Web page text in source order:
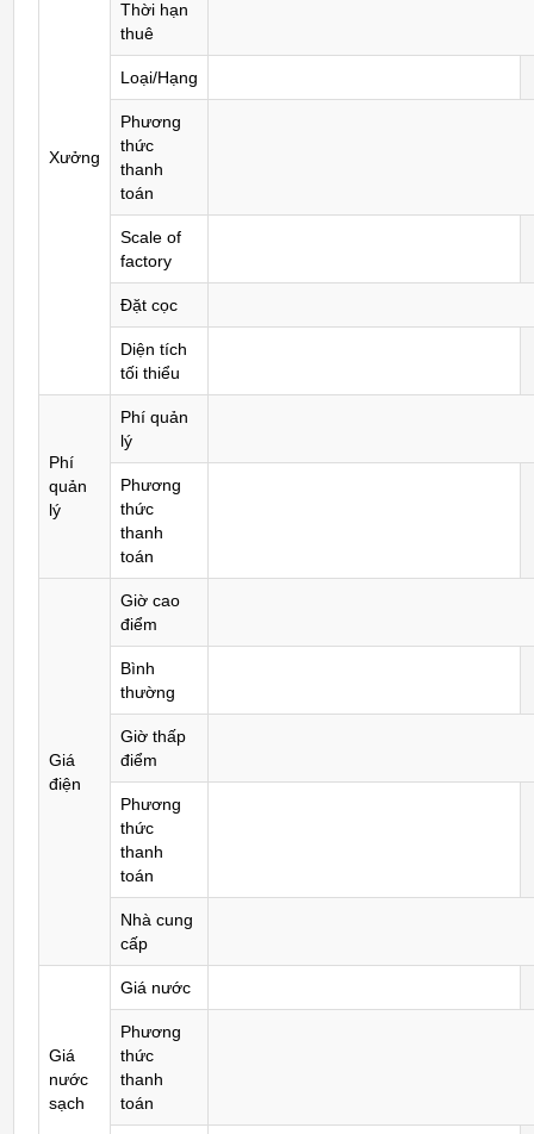
Xưởng
Thời hạn
thuê
Loại/Hạng
Phương
thức
thanh
toán
Scale of
factory
Đặt cọc
Diện tích
tối thiểu
Phí
quản
lý
Phí quản
lý
Phương
thức
thanh
toán
Giá
điện
Giờ cao
điểm
Bình
thường
Giờ thấp
điểm
Phương
thức
thanh
toán
Nhà cung
cấp
Giá
nước
sạch
Giá nước
Phương
thức
thanh
toán